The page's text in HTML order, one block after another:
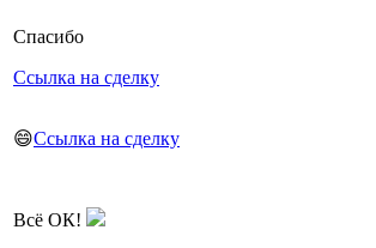
Спасибо
Ссылка на сделку
😄Ссылка на сделку
Всë ОК!